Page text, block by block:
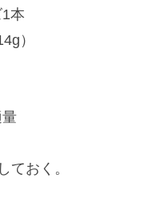
本
）
ておく。